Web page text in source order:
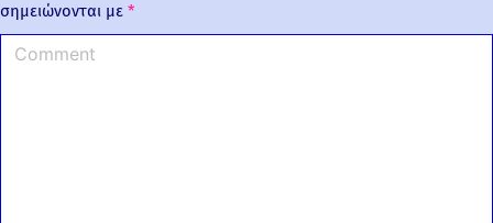
σημειώνονται με *